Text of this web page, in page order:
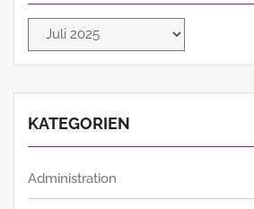
Archiv
KATEGORIEN
Administration